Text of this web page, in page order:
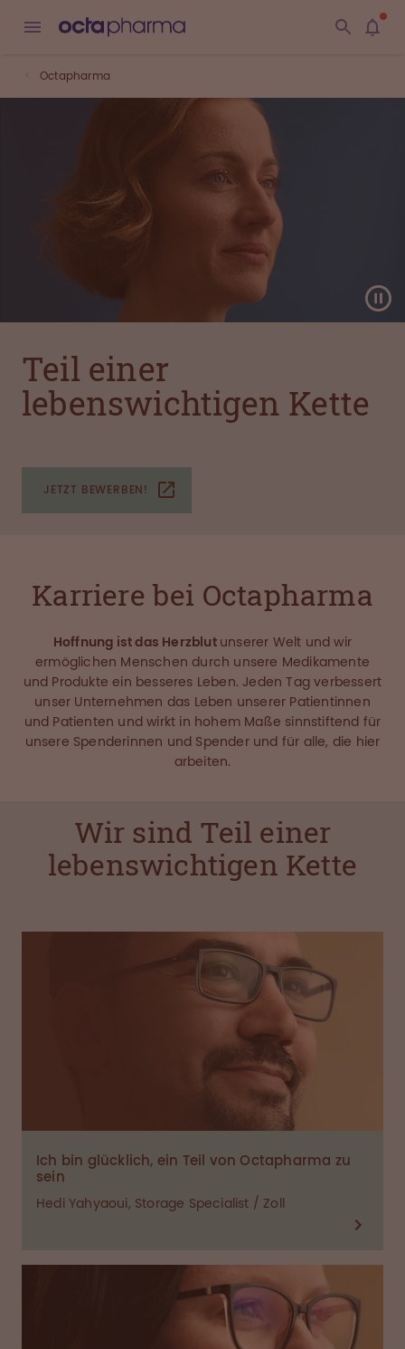
Octapharma
Teil einer
lebenswichtigen Kette
JETZT BEWERBEN!
Karriere bei Octapharma
Hoffnung ist das Herzblut unserer Welt und wir
ermöglichen Menschen durch unsere Medikamente
und Produkte ein besseres Leben. Jeden Tag verbessert
unser Unternehmen das Leben unserer Patientinnen
und Patienten und wirkt in hohem Maße sinnstiftend für
unsere Spenderinnen und Spender und für alle, die hier
arbeiten.
Wir sind Teil einer
lebenswichtigen Kette
Ich bin glücklich, ein Teil von Octapharma zu
sein
Hedi Yahyaoui, Storage Specialist / Zoll